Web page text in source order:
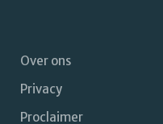
Footer
Over ons
Privacy
Proclaimer